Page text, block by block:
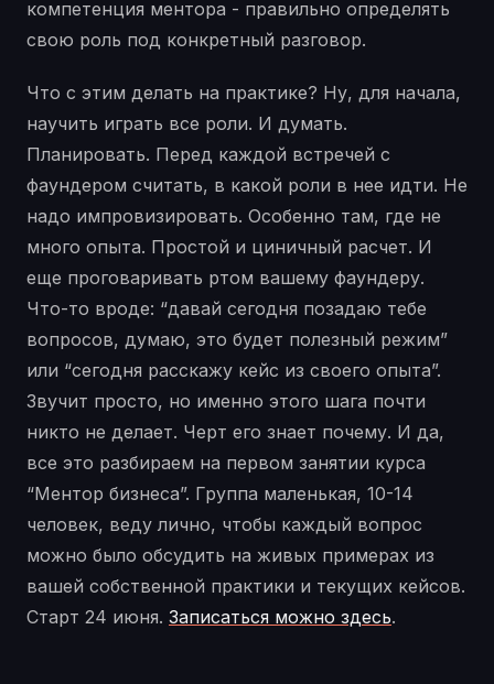
компетенция ментора - правильно определять
свою роль под конкретный разговор.
Что с этим делать на практике? Ну, для начала,
научить играть все роли. И думать.
Планировать. Перед каждой встречей с
фаундером считать, в какой роли в нее идти. Не
надо импровизировать. Особенно там, где не
много опыта. Простой и циничный расчет. И
еще проговаривать ртом вашему фаундеру.
Что-то вроде: “давай сегодня позадаю тебе
вопросов, думаю, это будет полезный режим”
или “сегодня расскажу кейс из своего опыта”.
Звучит просто, но именно этого шага почти
никто не делает. Черт его знает почему. И да,
все это разбираем на первом занятии курса
“Ментор бизнеса”. Группа маленькая, 10-14
человек, веду лично, чтобы каждый вопрос
можно было обсудить на живых примерах из
вашей собственной практики и текущих кейсов.
Старт 24 июня. Записаться можно здесь.